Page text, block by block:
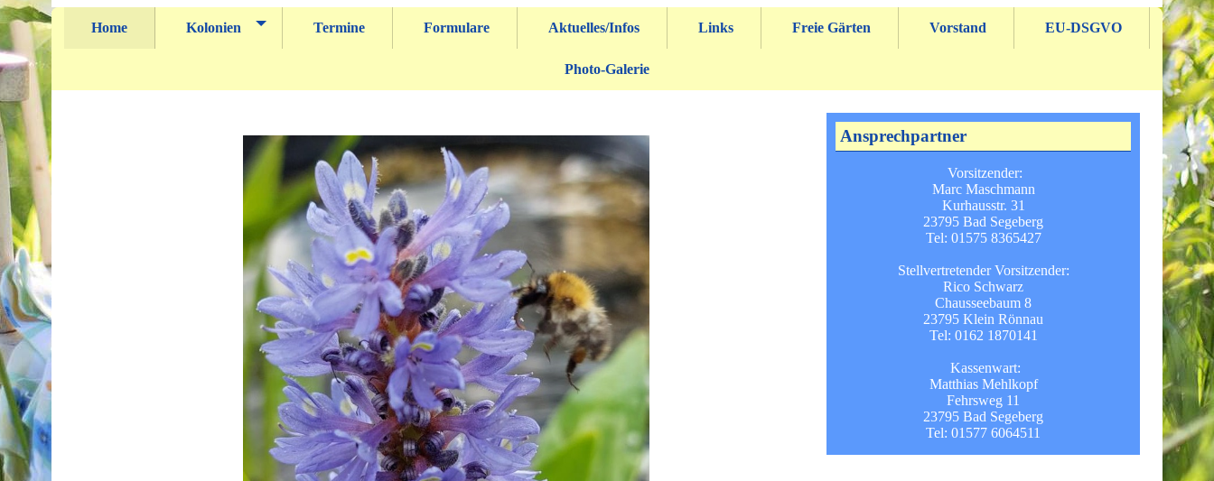
Home Kolonien Termine Formulare Aktuelles/Infos Links Freie Gärten Vorstand EU-DSGVO
Photo-Galerie
Ansprechpartner
Vorsitzender:
Marc Maschmann
Kurhausstr. 31
23795 Bad Segeberg
Tel: 01575 8365427
Stellvertretender Vorsitzender:
Rico Schwarz
Chausseebaum 8
23795 Klein Rönnau
Tel: 0162 1870141
Kassenwart:
Matthias Mehlkopf
Fehrsweg 11
23795 Bad Segeberg
Tel: 01577 6064511